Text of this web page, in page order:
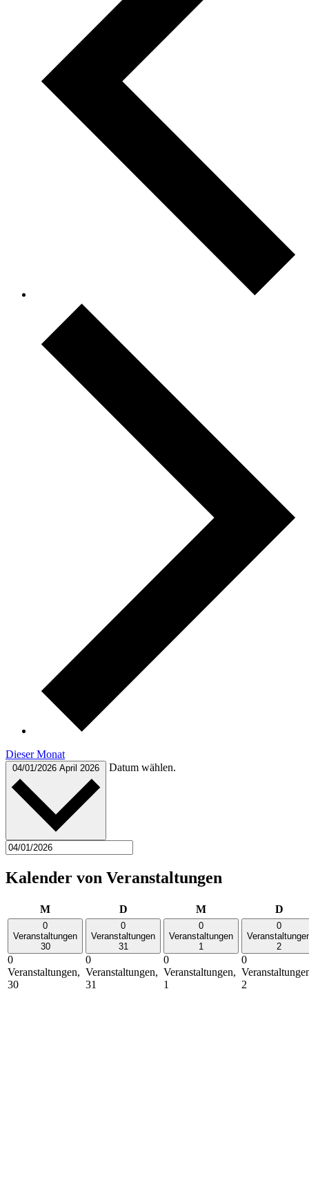
Dieser Monat
04/01/2026 April 2026 Datum wählen.
Kalender von Veranstaltungen
MMontag DDienstag MMittwoch D
0
Veranstaltungen
30
0
Veranstaltungen,
30
0
Veranstaltungen
31
0
Veranstaltungen,
31
0
Veranstaltungen
1
0
Veranstaltungen,
1
0
2
0
2